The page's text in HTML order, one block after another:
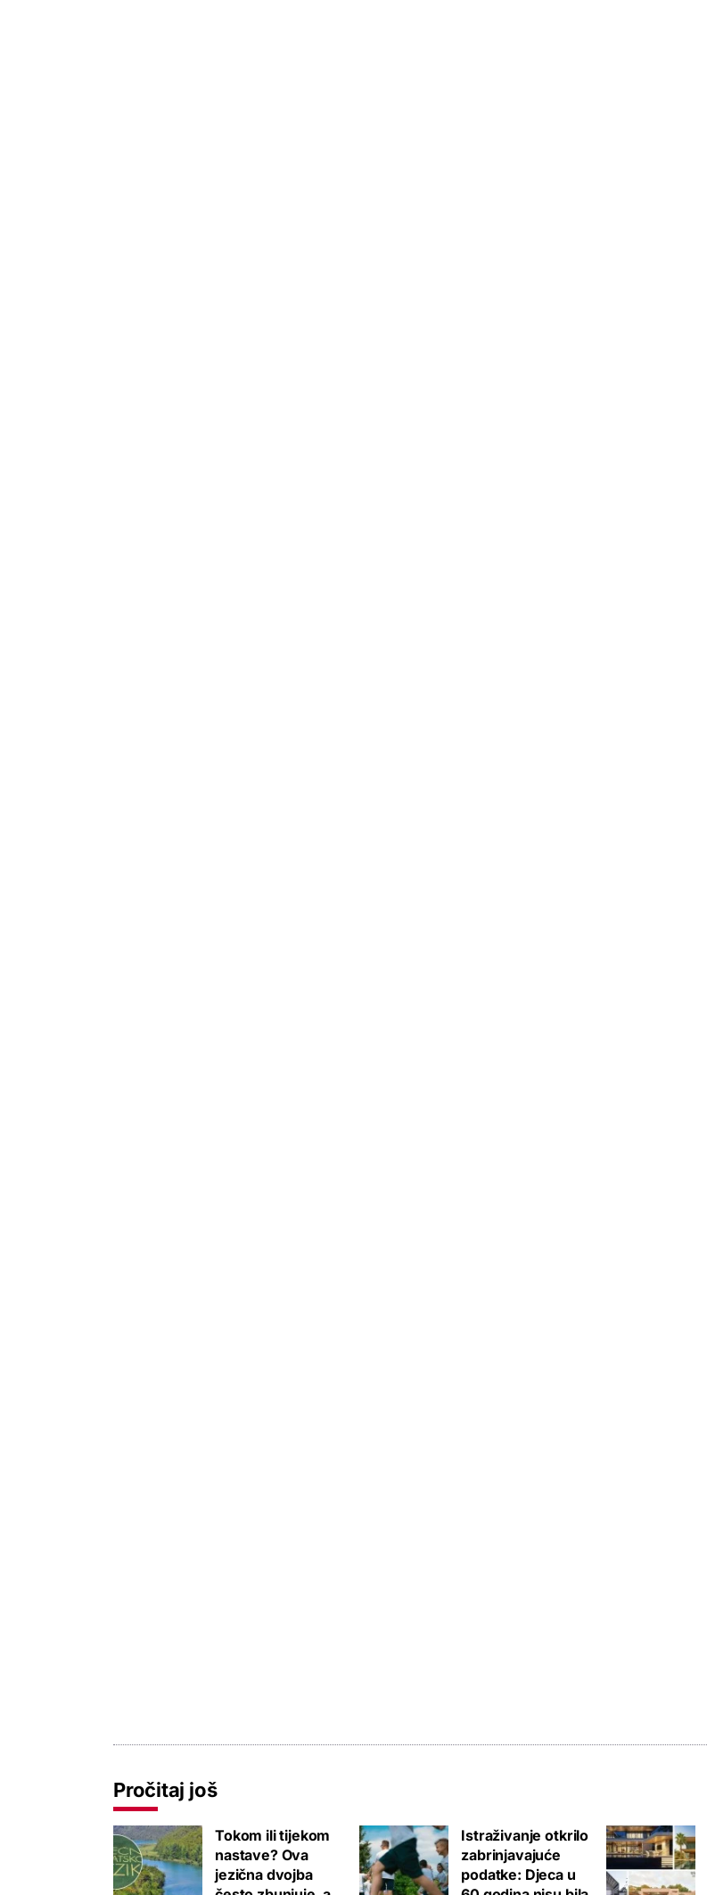
Pročitaj još
Tokom ili tijekom
nastave? Ova
jezična dvojba
Istraživanje otkrilo
zabrinjavajuće
podatke: Djeca u